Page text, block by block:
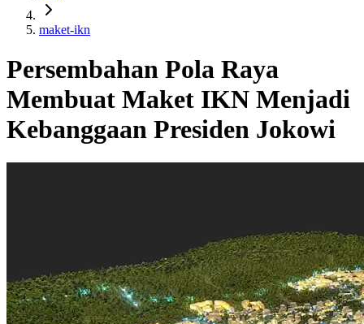
maket-ikn
Persembahan Pola Raya
Membuat Maket IKN Menjadi
Kebanggaan Presiden Jokowi